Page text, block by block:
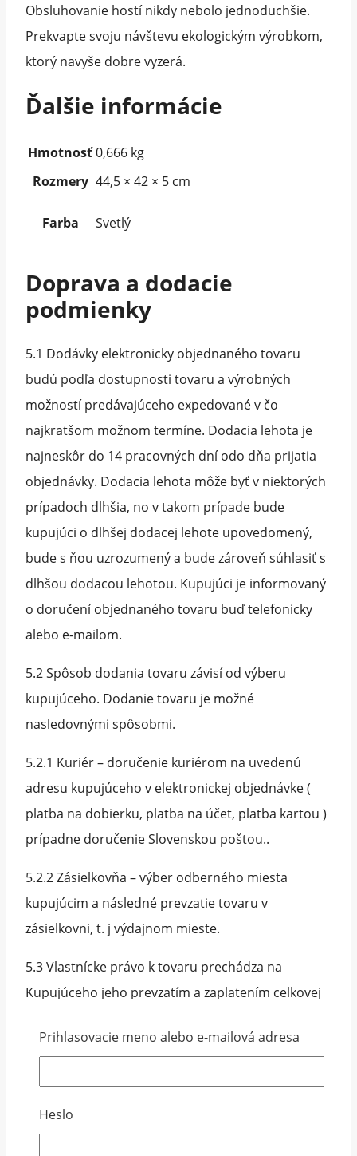
Obsluhovanie hostí nikdy nebolo jednoduchšie.
Prekvapte svoju návštevu ekologickým výrobkom,
ktorý navyše dobre vyzerá.
Ďalšie informácie
Hmotnosť0,666 kg
Rozmery 44,5 × 42 × 5 cm
Farba Svetlý
Doprava a dodacie
podmienky
5.1 Dodávky elektronicky objednaného tovaru
budú podľa dostupnosti tovaru a výrobných
možností predávajúceho expedované v čo
najkratšom možnom termíne. Dodacia lehota je
najneskôr do 14 pracovných dní odo dňa prijatia
objednávky. Dodacia lehota môže byť v niektorých
prípadoch dlhšia, no v takom prípade bude
kupujúci o dlhšej dodacej lehote upovedomený,
bude s ňou uzrozumený a bude zároveň súhlasiť s
dlhšou dodacou lehotou. Kupujúci je informovaný
o doručení objednaného tovaru buď telefonicky
alebo e-mailom.
5.2 Spôsob dodania tovaru závisí od výberu
kupujúceho. Dodanie tovaru je možné
nasledovnými spôsobmi.
5.2.1 Kuriér – doručenie kuriérom na uvedenú
adresu kupujúceho v elektronickej objednávke (
platba na dobierku, platba na účet, platba kartou )
prípadne doručenie Slovenskou poštou..
5.2.2 Zásielkovňa – výber odberného miesta
kupujúcim a následné prevzatie tovaru v
zásielkovni, t. j výdajnom mieste.
5.3 Vlastnícke právo k tovaru prechádza na
Kupujúceho jeho prevzatím a zaplatením celkovej
5.4 Pri prevzatí tovaru je Kupujúci povinný si
objednaný tovar skontrolovať či nie je poškodený,
či bol dobre zabalený, či nemá vady, či obsahuje
príslušenstvo a podpísať Protokol o prevzatí
Prihlasovacie meno alebo e-mailová adresa
Heslo